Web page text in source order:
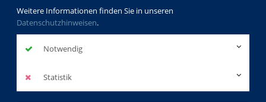
Weitere Informationen finden Sie in unseren
Datenschutzhinweisen.
Notwendig
Statistik